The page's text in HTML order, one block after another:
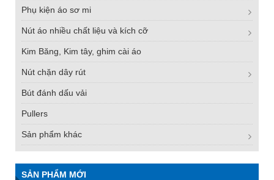
Phụ kiện áo sơ mi
Nút áo nhiều chất liệu và kích cỡ
Kim Băng, Kim tây, ghim cài áo
Nút chặn dây rút
Bút đánh dấu vải
Pullers
Sản phẩm khác
SẢN PHẨM MỚI